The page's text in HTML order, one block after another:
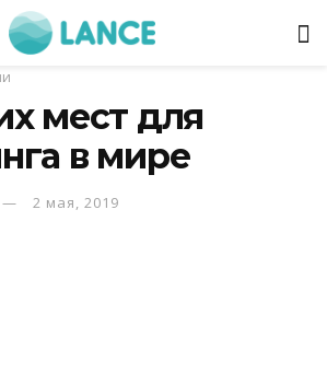
мест для
в мире
2 мая, 2019